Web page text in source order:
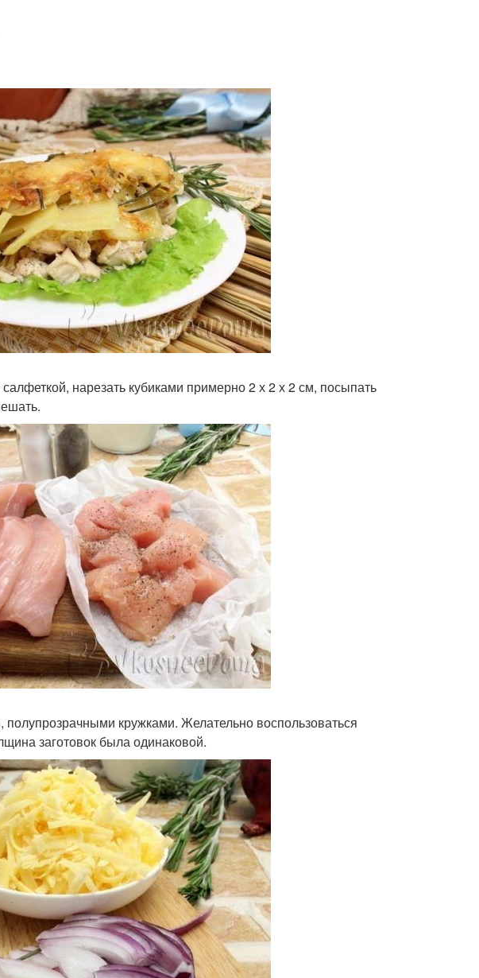
нарезать кубиками примерно 2 х 2 х 2 см, посыпать
кружками. Желательно воспользоваться
заготовок была одинаковой.